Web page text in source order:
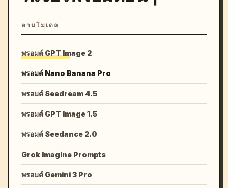
ตามโมเดล
พรอมต์ GPT Image 2
พรอมต์ Nano Banana Pro
พรอมต์ Seedream 4.5
พรอมต์ GPT Image 1.5
พรอมต์ Seedance 2.0
Grok Imagine Prompts
พรอมต์ Gemini 3 Pro